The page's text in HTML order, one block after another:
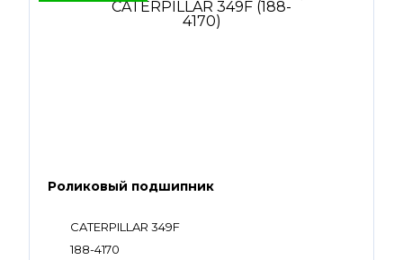
Роликовый подшипник
CATERPILLAR 349F
188-4170